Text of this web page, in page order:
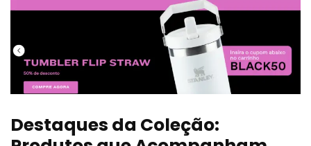
Destaques da Coleção: